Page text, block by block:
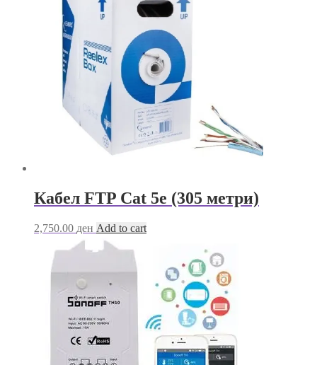
Кабел FTP Cat 5e (305 метри)
2,750.00 ден Add to cart